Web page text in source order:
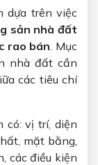
dựa trên việc
sản nhà đất
rao bán. Mục
nhà đất cần
các tiêu chí
có: vị trí, diện
mặt bằng,
các điều kiện